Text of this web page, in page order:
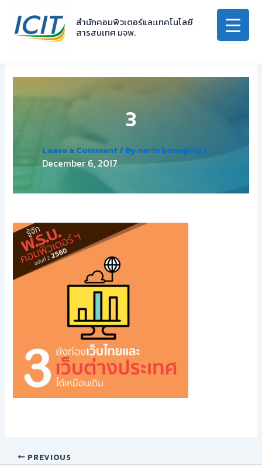
content
สำนักคอมพิวเตอร์และเทคโนโลยี
สารสนเทศ มจพ.
3
Leave a Comment / Bynarin boonping/
December 6, 2017
PREVIOUS